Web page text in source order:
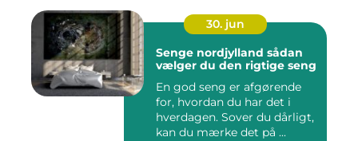
30. jun
Senge nordjylland sådan
vælger du den rigtige seng
En god seng er afgørende
for, hvordan du har det i
hverdagen. Sover du dårligt,
kan du mærke det på ...